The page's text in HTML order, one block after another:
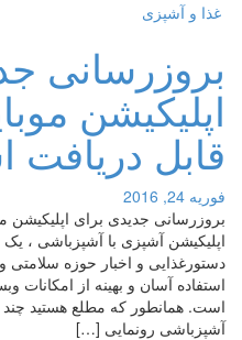
غذا و آشپزی
بروزرسانی
اپلیکیشن
قابل
فوریه 24, 2016
بروزرسانی جدیدی برای
اپلیکیشن آشپزی با آشپزباشی ، یک
دستورغذایی و اخبار حوزه سلامتی
استفاده آسان و بهینه از
است. همانطور که مطلع هستید
آشپزباشی رونمایی […]